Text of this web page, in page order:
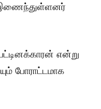
இணைந்துள்ளனர்
என்று
போராட்டமாக